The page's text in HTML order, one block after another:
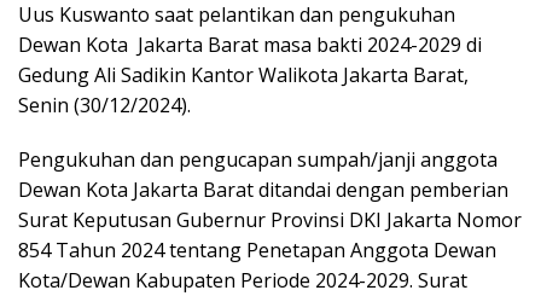
Uus Kuswanto saat pelantikan dan pengukuhan
Dewan Kota Jakarta Barat masa bakti 2024-2029 di
Gedung Ali Sadikin Kantor Walikota Jakarta Barat,
Senin (30/12/2024).
Pengukuhan dan pengucapan sumpah/janji anggota
Dewan Kota Jakarta Barat ditandai dengan pemberian
Surat Keputusan Gubernur Provinsi DKI Jakarta Nomor
854 Tahun 2024 tentang Penetapan Anggota Dewan
Kota/Dewan Kabupaten Periode 2024-2029. Surat